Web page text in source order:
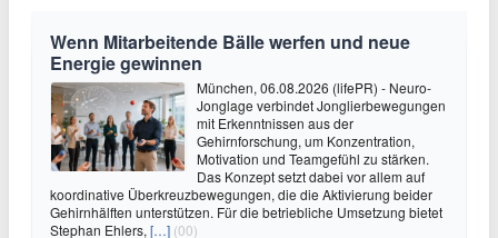
Wenn Mitarbeitende Bälle werfen und neue
Energie gewinnen
München, 06.08.2026 (lifePR) - Neuro-
Jonglage verbindet Jonglierbewegungen
mit Erkenntnissen aus der
Gehirnforschung, um Konzentration,
Motivation und Teamgefühl zu stärken.
Das Konzept setzt dabei vor allem auf
koordinative Überkreuzbewegungen, die die Aktivierung beider
Gehirnhälften unterstützen. Für die betriebliche Umsetzung bietet
Stephan Ehlers,[…] (00)